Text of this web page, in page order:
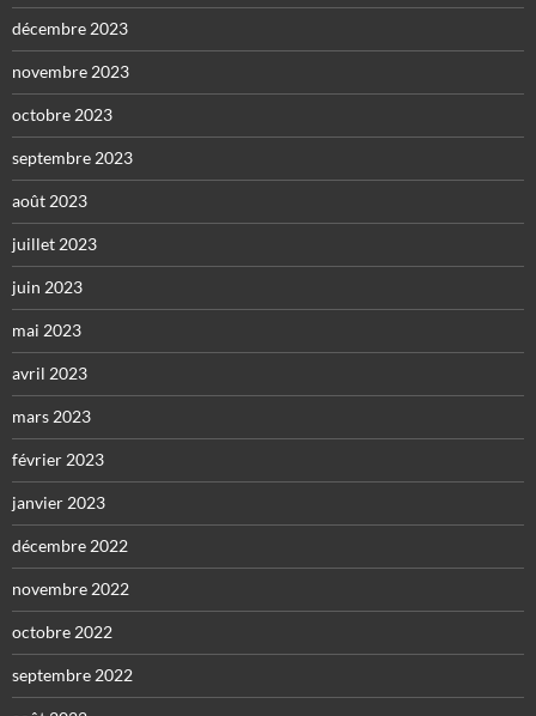
décembre 2023
novembre 2023
octobre 2023
septembre 2023
août 2023
juillet 2023
juin 2023
mai 2023
avril 2023
mars 2023
février 2023
janvier 2023
décembre 2022
novembre 2022
octobre 2022
septembre 2022